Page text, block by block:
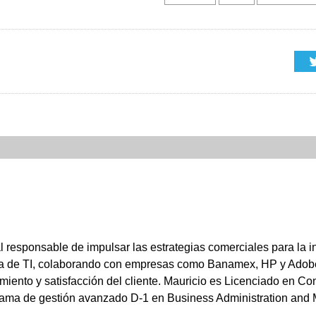
de impulsar las estrategias comerciales para la
TI, colaborando con empresas como Banamex, HP y
y satisfacción del cliente. Mauricio es Licenciado en
de gestión avanzado D-1 en Business Administration and